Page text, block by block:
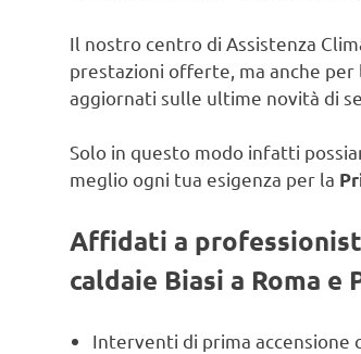
Il nostro centro di Assistenza
prestazioni offerte, ma anche
aggiornati sulle ultime novità di
Solo in questo modo infatti
meglio ogni tua esigenza per la
Affidati a
caldaie Biasi a Roma e
Interventi di prima accensione